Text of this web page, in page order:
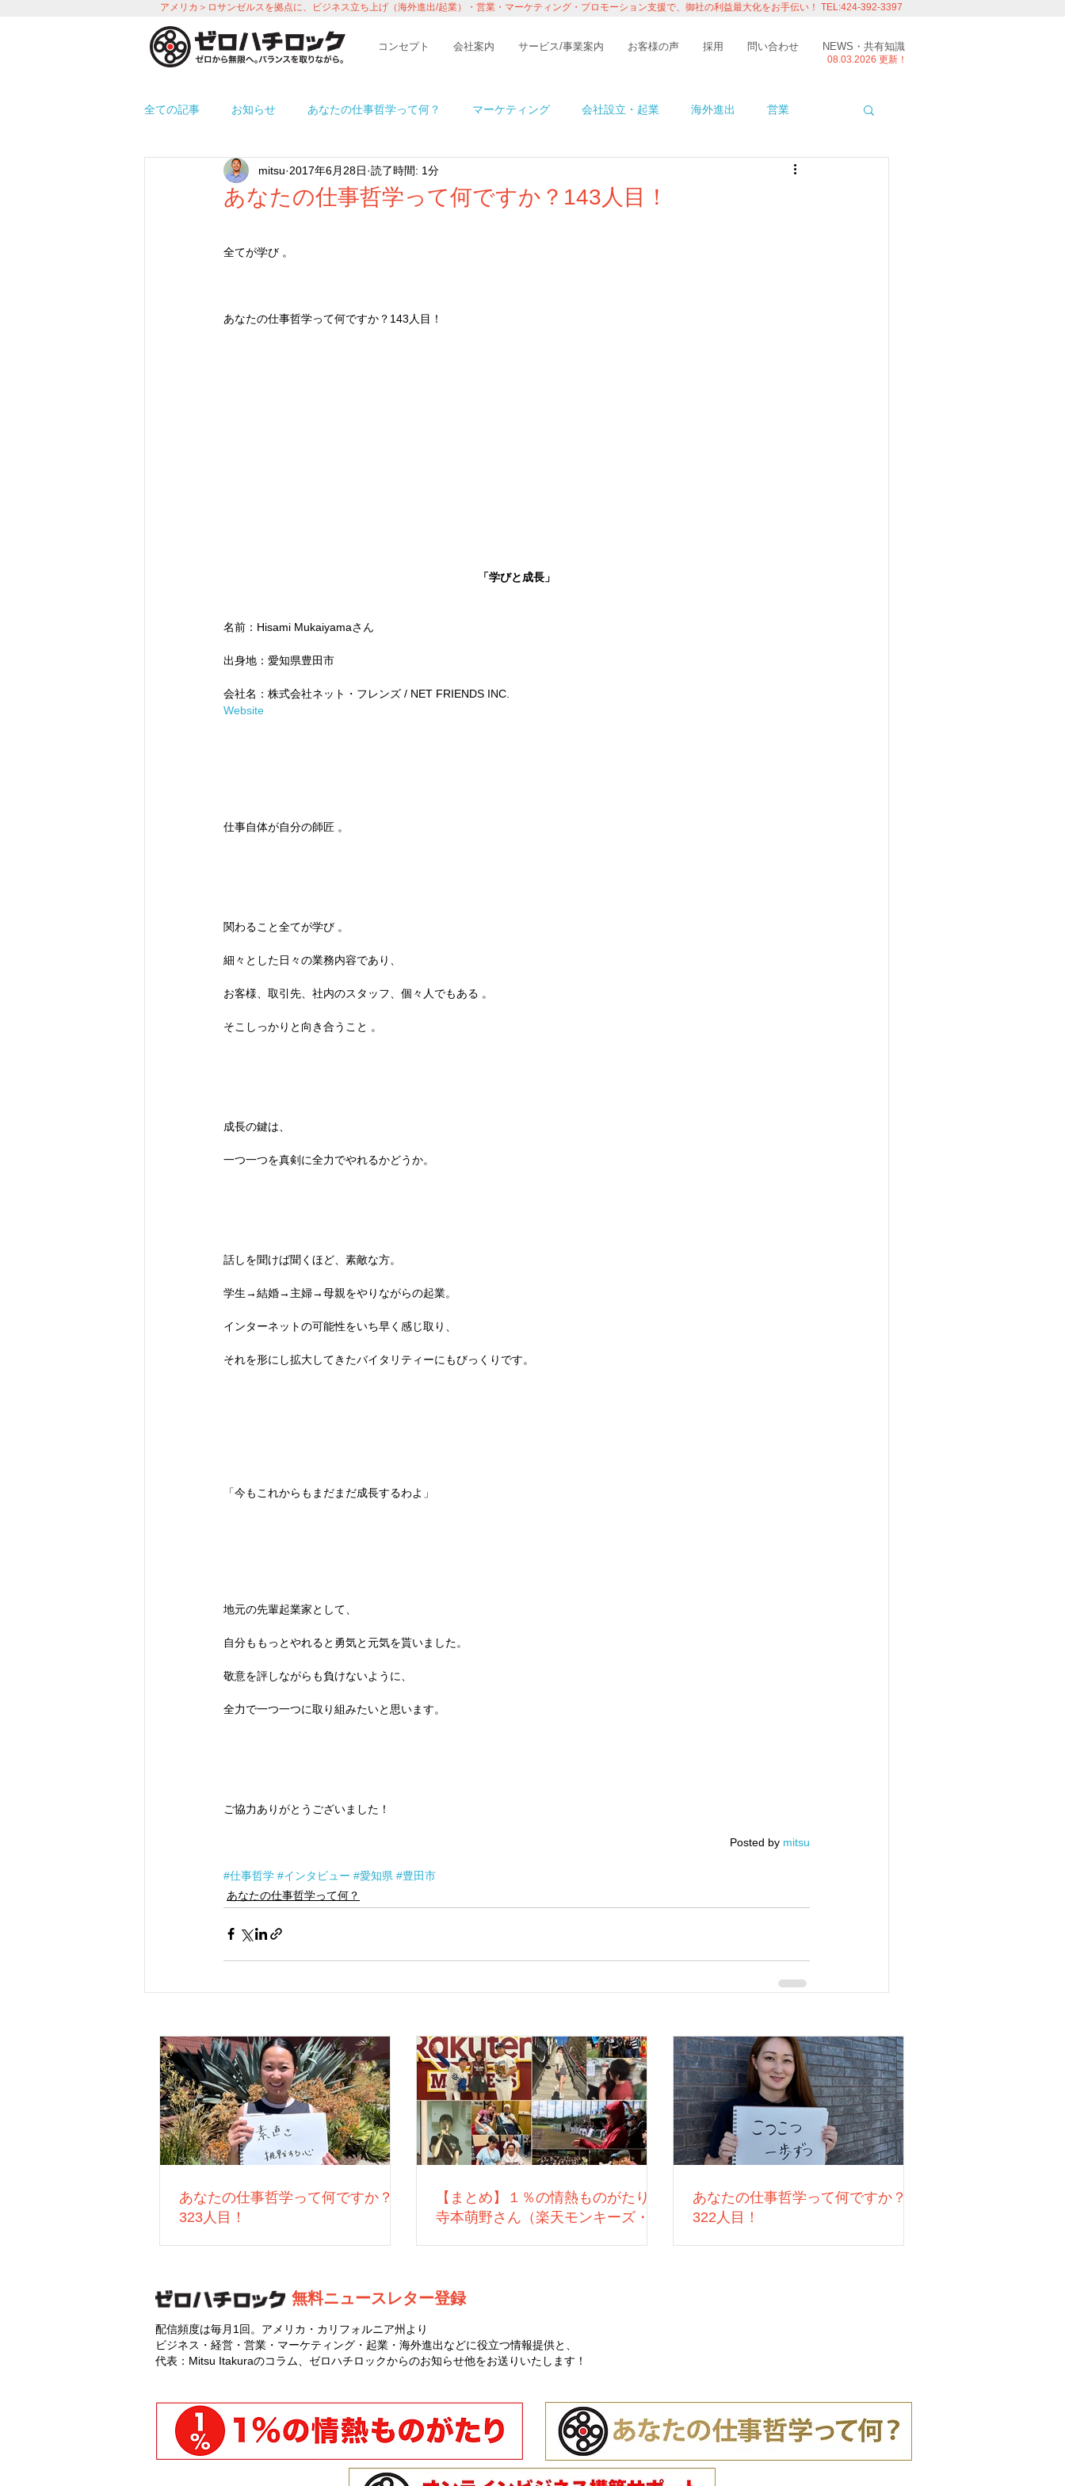
アメリカ＞ロサンゼルスを拠点に、ビジネス立ち上げ（海外進出/起業）・営業・マーケティング・プロモーション支援で、御社の利益最大化をお手伝い！ TEL:424-392-3397
コンセプト 会社案内 サービス/事業案内 お客様の声 採用 問い合わせ NEWS・共有知識
08.03.2026 更新！
全ての記事 お知らせ あなたの仕事哲学って何？ マーケティング 会社設立・起業 海外進出 営業
プロモーション 労務＆人事 in アメリカ イベント・レポート ITエンジニアの視点
あなたの仕事哲学って何ですか？143人目！
mitsu 2017年6月28日 読了時間: 1分
全てが学び 。
あなたの仕事哲学って何ですか？143人目！
「学びと成長」
名前：Hisami Mukaiyamaさん
出身地：愛知県豊田市
会社名：株式会社ネット・フレンズ / NET FRIENDS INC.
Website
仕事自体が自分の師匠 。
関わること全てが学び 。
細々とした日々の業務内容であり、
お客様、取引先、社内のスタッフ、個々人でもある 。
そこしっかりと向き合うこと 。
成長の鍵は、
一つ一つを真剣に全力でやれるかどうか。
話しを聞けば聞くほど、素敵な方。
学生→結婚→主婦→母親をやりながらの起業。
インターネットの可能性をいち早く感じ取り、
それを形にし拡大してきたバイタリティーにもびっくりです。
「今もこれからもまだまだ成長するわよ」
地元の先輩起業家として、
自分ももっとやれると勇気と元気を貰いました。
敬意を評しながらも負けないように、
全力で一つ一つに取り組みたいと思います。
ご協力ありがとうございました！
Posted by mitsu
#仕事哲学 #インタビュー #愛知県 #豊田市
あなたの仕事哲学って何？
あなたの仕事哲学って何ですか？
323人目！
【まとめ】１％の情熱ものがたり：
寺本萌野さん（楽天モンキーズ・営
あなたの仕事哲学って何ですか？
322人目！
無料ニュースレター登録
配信頻度は毎月1回。アメリカ・カリフォルニア州より
ビジネス・経営・営業・マーケティング・起業・海外進出などに役立つ情報提供と、
代表：Mitsu Itakuraのコラム、ゼロハチロックからのお知らせ他をお送りいたします！